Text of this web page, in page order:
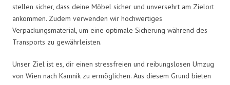
stellen sicher, dass deine Möbel sicher und unversehrt am Zielort
ankommen. Zudem verwenden wir hochwertiges
Verpackungsmaterial, um eine optimale Sicherung während des
Transports zu gewährleisten.
Unser Ziel ist es, dir einen stressfreien und reibungslosen Umzug
von Wien nach Kamnik zu ermöglichen. Aus diesem Grund bieten